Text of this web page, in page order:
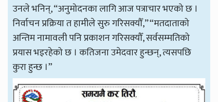
उनले भनिन्, “अनुमोदनका लागि आज पत्राचार भएको छ ।
निर्वाचन प्रक्रिया त हामीले सुरु गरिसक्यौँ,” “मतदाताको
अन्तिम नामावली पनि प्रकाशन गरिसक्यौँ, सर्वसम्मतिको
प्रयास भइरहेको छ । कतिजना उमेदवार हुन्छन्, त्यसपछि
कुरा हुन्छ ।”